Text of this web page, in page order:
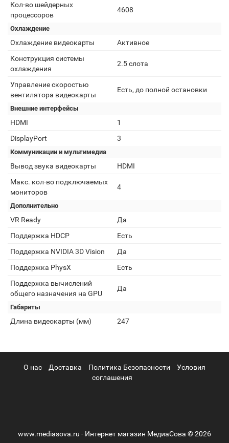
Кол-во шейдерных
процессоров
4608
Охлаждение
Охлаждение видеокарты
Активное
Конструкция системы
охлаждения
2.5 слота
Управление скоростью
вентилятора видеокарты
Есть, до полной остановки
Внешние интерфейсы
HDMI
1
DisplayPort
3
Коммуникации и мультимедиа
Вывод звука видеокарты
HDMI
Макс. кол-во подключаемых
мониторов
4
Дополнительно
VR Ready
Да
Поддержка HDCP
Есть
Поддержка NVIDIA 3D Vision
Да
Поддержка PhysX
Есть
Поддержка вычислений
общего назначения на GPU
Да
Габариты
Длина видеокарты (мм) 247
О нас Доставка Политика Безопасности
Условия
соглашения
www.mediasova.ru - Интернет магазин МедиаСова © 2026